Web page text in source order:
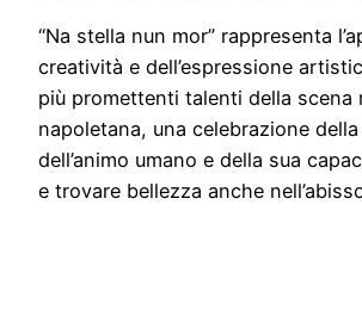
“Na stella nun mor” rappresenta
creatività e dell’espressione
più promettenti talenti della scena
napoletana, una celebrazione
dell’animo umano e della sua
e trovare bellezza anche